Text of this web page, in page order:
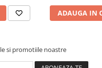
ADAUGA IN
si promotiile noastre